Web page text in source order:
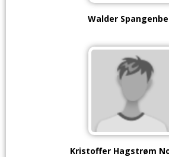
Walder
Kristoffer Hagstrøm